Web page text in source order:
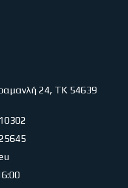
24, ΤΚ 54639